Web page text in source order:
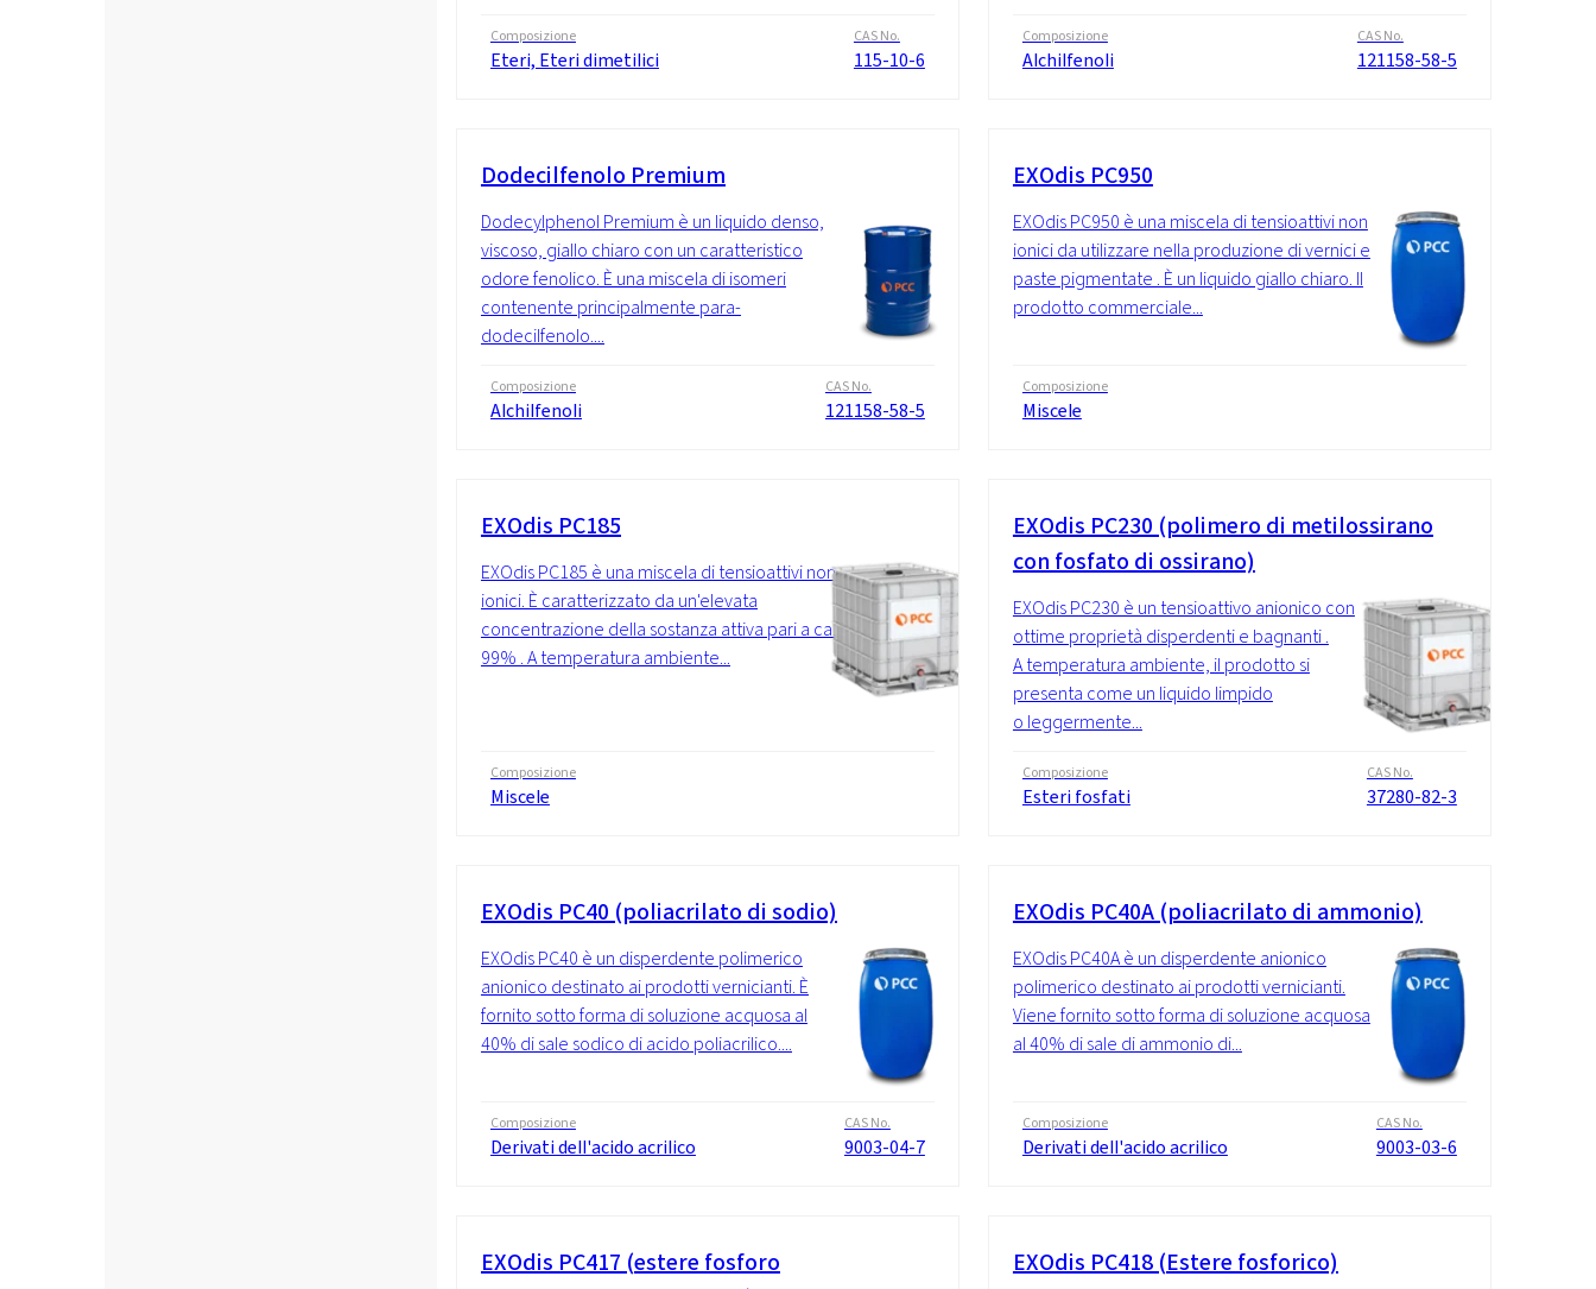
Composizione
Eteri, Eteri dimetilici
CAS No.
115-10-6
Composizione
Alchilfenoli
CAS No.
121158-58-5
Dodecilfenolo Premium
Dodecylphenol Premium è un liquido denso,
viscoso, giallo chiaro con un caratteristico
odore fenolico. È una miscela di isomeri
contenente principalmente para-
dodecilfenolo....
Composizione
Alchilfenoli
CAS No.
121158-58-5
EXOdis PC950
EXOdis PC950 è una miscela di tensioattivi non
ionici da utilizzare nella produzione di vernici e
paste pigmentate . È un liquido giallo chiaro. Il
prodotto commerciale...
Composizione
Miscele
EXOdis PC185
EXOdis PC185 è una miscela di tensioattivi non
ionici. È caratterizzato da un'elevata
concentrazione della sostanza attiva pari a ca.
99% . A temperatura ambiente...
Composizione
Miscele
EXOdis PC230 (polimero di metilossirano
con fosfato di ossirano)
EXOdis PC230 è un tensioattivo anionico con
ottime proprietà disperdenti e bagnanti .
A temperatura ambiente, il prodotto si
presenta come un liquido limpido
o leggermente...
Composizione
Esteri fosfati
CAS No.
37280-82-3
EXOdis PC40 (poliacrilato di sodio)
EXOdis PC40 è un disperdente polimerico
anionico destinato ai prodotti vernicianti. È
fornito sotto forma di soluzione acquosa al
40% di sale sodico di acido poliacrilico....
Composizione
Derivati dell'acido acrilico
CAS No.
9003-04-7
EXOdis PC40A (poliacrilato di ammonio)
EXOdis PC40A è un disperdente anionico
polimerico destinato ai prodotti vernicianti.
Viene fornito sotto forma di soluzione acquosa
al 40% di sale di ammonio di...
Composizione
Derivati dell'acido acrilico
CAS No.
9003-03-6
EXOdis PC417 (estere fosforo
EXOdis PC418 (Estere fosforico)